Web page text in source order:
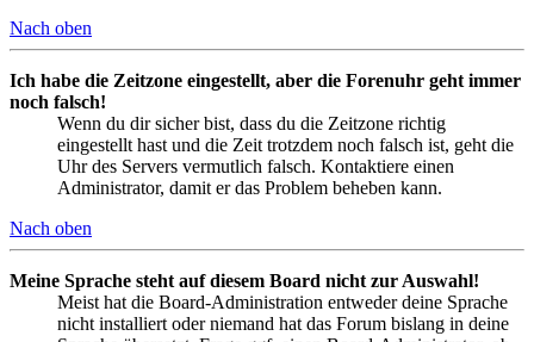
Nach oben
Ich habe die Zeitzone eingestellt, aber die Forenuhr geht immer
noch falsch!
Wenn du dir sicher bist, dass du die Zeitzone richtig
eingestellt hast und die Zeit trotzdem noch falsch ist, geht die
Uhr des Servers vermutlich falsch. Kontaktiere einen
Administrator, damit er das Problem beheben kann.
Nach oben
Meine Sprache steht auf diesem Board nicht zur Auswahl!
Meist hat die Board-Administration entweder deine Sprache
nicht installiert oder niemand hat das Forum bislang in deine